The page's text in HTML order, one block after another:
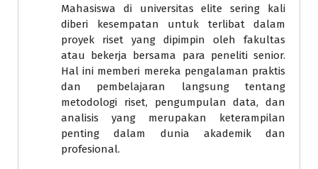
Mahasiswa di universitas elite sering kali
diberi kesempatan untuk terlibat dalam
proyek riset yang dipimpin oleh fakultas
atau bekerja bersama para peneliti senior.
Hal ini memberi mereka pengalaman praktis
dan pembelajaran langsung tentang
metodologi riset, pengumpulan data, dan
analisis yang merupakan keterampilan
penting dalam dunia akademik dan
profesional.